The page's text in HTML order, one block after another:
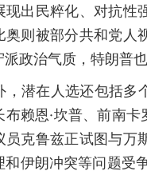
现出民粹化、对抗性
奥则被部分共和党人
政治气质，特朗普
，潜在人选还包括多
赖恩·坎普、前南
员克鲁兹正试图与万
和伊朗冲突等问题受